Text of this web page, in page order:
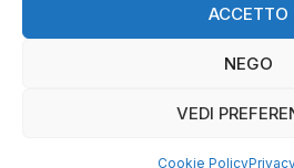
ACCETTO
NEGO
VEDI
Cookie Policy
CI TROVI ANCHE
© Copyright 2013 – 2026 Nuova